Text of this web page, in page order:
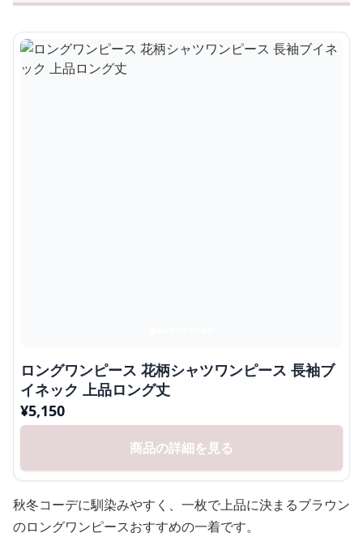
ロングワンピース 花柄シャツワンピース 長袖ブ
イネック 上品ロング丈
¥5,150
商品の詳細を見る
秋冬コーデに馴染みやすく、一枚で上品に決まるブラウン
のロングワンピースおすすめの一着です。